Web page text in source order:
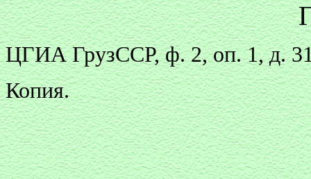
ЦГИА ГрузССР, ф. 2, оп. 1, д.
Копия.